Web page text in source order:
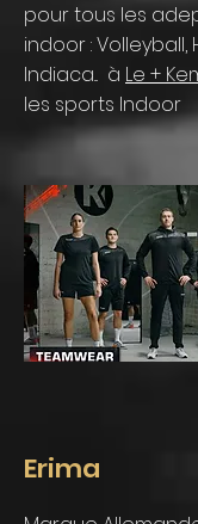
pour tous les
indoor : Volleyball,
Indiaca... à Le +
les sports Indoor
Erima